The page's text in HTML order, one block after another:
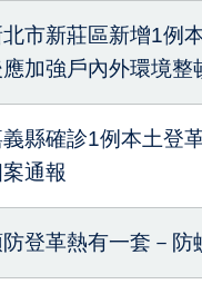
北市新莊區新增1例
加強戶內外環境整
縣確診1例本土登
通報
登革熱有一套－防